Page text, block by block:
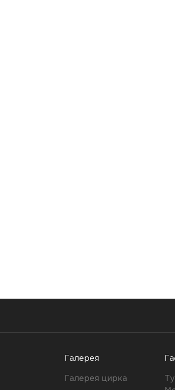
Галерея
Галерея цирка